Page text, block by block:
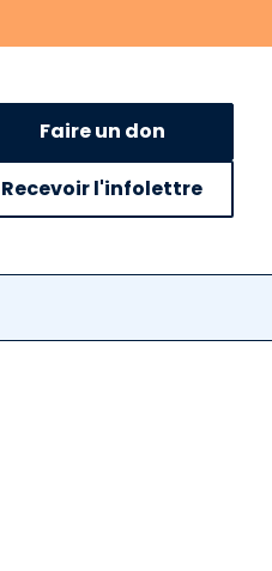
Faire un don
Recevoir l'infolettre